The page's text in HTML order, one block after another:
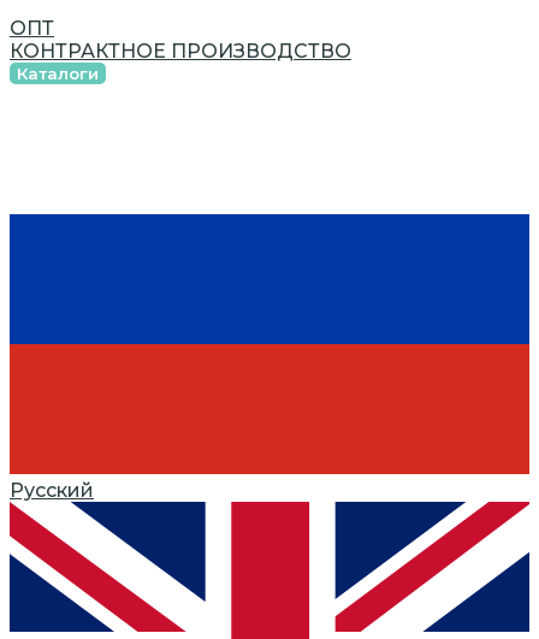
ОПТ
КОНТРАКТНОЕ ПРОИЗВОДСТВО
Каталоги
Русский